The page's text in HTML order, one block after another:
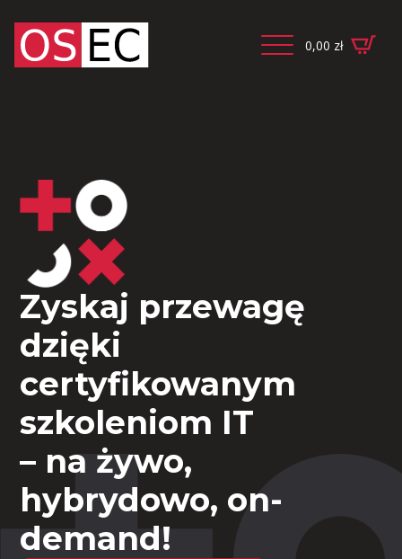
0,00 zł
Zyskaj przewagę
dzięki
certyfikowanym
szkoleniom IT
– na żywo,
hybrydowo, on-
demand!